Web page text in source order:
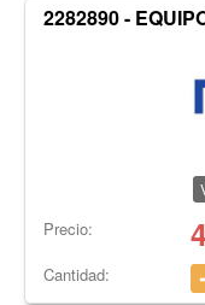
2282890 -
Precio:
Cantidad: